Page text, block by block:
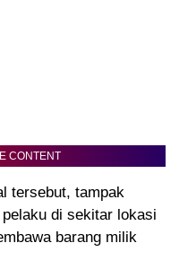
CONTENT
tersebut, tampak
di sekitar lokasi
barang milik